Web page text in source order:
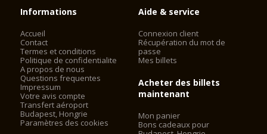
Informations
Accueil
Contact
Termes et conditions
Politique de confidentialite
A propos de nous
Questions frequentes
Impressum
Votre avis compte
Transfert aéroport
Budapest, Hongrie
Paramètres des cookies
Aide & service
Connexion client
Récupération du mot de
passe
Mes billets
Acheter des billets
maintenant
Mon panier
Bons cadeaux pour